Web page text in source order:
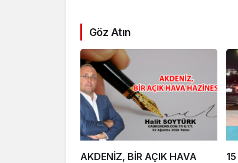
Göz Atın
AKDENİZ, BİR AÇIK HAVA